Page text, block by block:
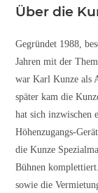
Über die
Gegründet 1988,
Jahren mit der
war Karl Kunze als
später kam die
hat sich inzwischen
Höhenzugangs-
die Kunze
Bühnen
sowie die